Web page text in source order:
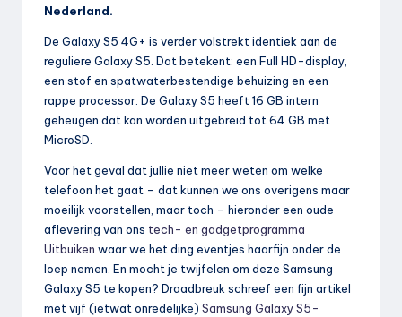
Nederland.
De Galaxy S5 4G+ is verder volstrekt identiek aan de
reguliere Galaxy S5. Dat betekent: een Full HD-display,
een stof en spatwaterbestendige behuizing en een
rappe processor. De Galaxy S5 heeft 16 GB intern
geheugen dat kan worden uitgebreid tot 64 GB met
MicroSD.
Voor het geval dat jullie niet meer weten om welke
telefoon het gaat – dat kunnen we ons overigens maar
moeilijk voorstellen, maar toch – hieronder een oude
aflevering van ons tech- en gadgetprogramma
Uitbuiken waar we het ding eventjes haarfijn onder de
loep nemen. En mocht je twijfelen om deze Samsung
Galaxy S5 te kopen? Draadbreuk schreef een fijn artikel
met vijf (ietwat onredelijke) Samsung Galaxy S5-